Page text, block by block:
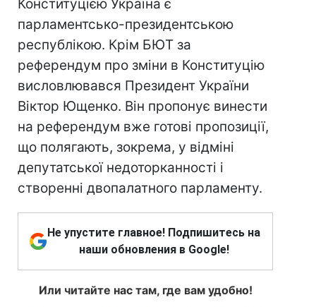
Конституцією Україна є
парламентсько-президентською
республікою. Крім БЮТ за
референдум про зміни в Конституцію
висловлювався Президент України
Віктор Ющенко. Він пропонує винести
на референдум вже готові пропозиції,
що полягають, зокрема, у відміні
депутатської недоторканності і
створенні двопалатного парламенту.
Не упустите главное! Подпишитесь на
наши обновления в Google!
Или читайте нас там, где вам удобно!